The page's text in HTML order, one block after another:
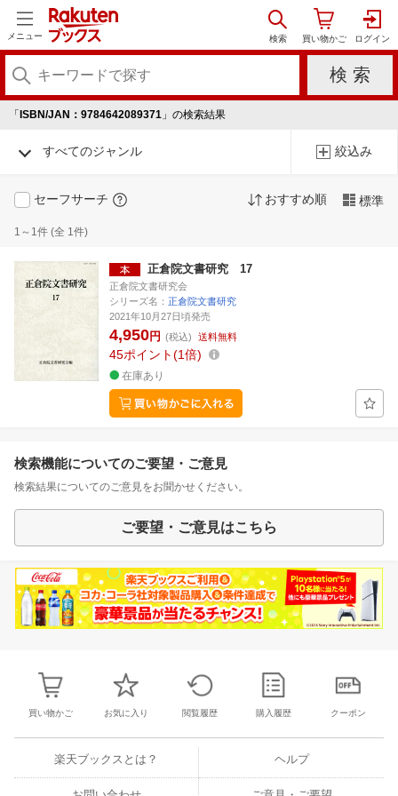
メニュー
「 ISBN/JAN：9784642089371 」の検索結果
すべてのジャンル 絞込み
セーフサーチ おすすめ順 標準
1～1件 (全 1件)
正倉院文書研究 17
正倉院文書研究会
シリーズ名： 正倉院文書研究
2021年10月27日頃発売
4,950円 (税込) 送料無料
45ポイント 1倍
在庫あり
検索機能についてのご要望・ご意見
検索結果についてのご意見をお聞かせください。
ご要望・ご意見はこちら
買い物かご お気に入り 閲覧履歴 購入履歴 クーポン
楽天ブックスとは？ ヘルプ